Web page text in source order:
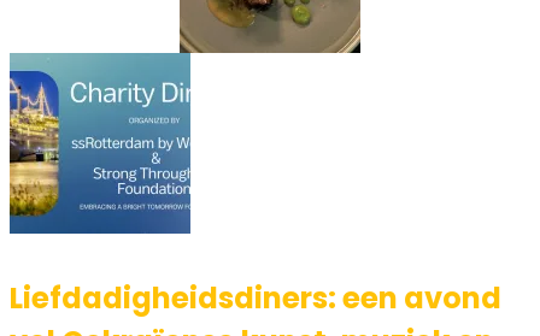
Liefdadigheidsdiners: een avond